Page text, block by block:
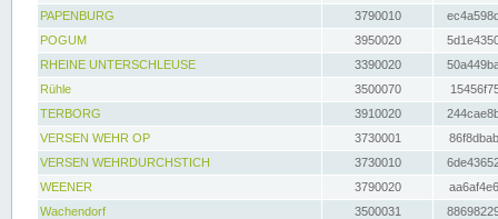
PAPENBURG
3790010
POGUM
3950020
RHEINE UNTERSCHLEUSE
3390020
Rühle
3500070
TERBORG
3910020
VERSEN WEHR OP
3730001
VERSEN WEHRDURCHSTICH
3730010
WEENER
3790020
Wachendorf
3500031